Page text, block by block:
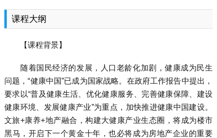
课程大纲
【课程背景】
随着国民经济的发展，人口老龄化加剧，健康成为民生
问题，“健康中国”已成为国家战略。在政府工作报告中提出，
要求以“普及健康生活、优化健康服务、完善健康保障、建设
健康环境、发展健康产业”为重点，加快推进健康中国建设。
文旅+康养+地产融合，构建大健康产业生态圈，将成为楼市
黑马，开启下一个黄金十年，也必将成为房地产企业的重要